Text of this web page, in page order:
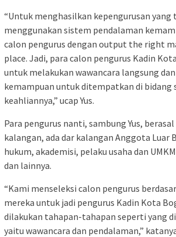
“Untuk menghasilkan kepengurusan yang
menggunakan sistem pendalaman
calon pengurus dengan output the right
place. Jadi, para calon pengurus Kadin
untuk melakukan wawancara langsung
kemampuan untuk ditempatkan di bidang
keahliannya,” ucap Yus.
Para pengurus nanti, sambung Yus,
kalangan, ada dar kalangan Anggota Luar
hukum, akademisi, pelaku usaha dan
dan lainnya.
“Kami menseleksi calon pengurus
mereka untuk jadi pengurus Kadin Kota
dilakukan tahapan-tahapan seperti yang
yaitu wawancara dan pendalaman,”